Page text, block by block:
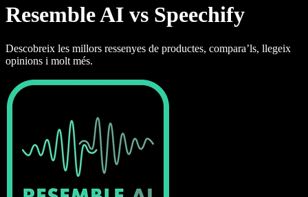
Resemble AI vs Speechify
Descobreix les millors ressenyes de productes, compara’ls, llegeix
opinions i molt més.